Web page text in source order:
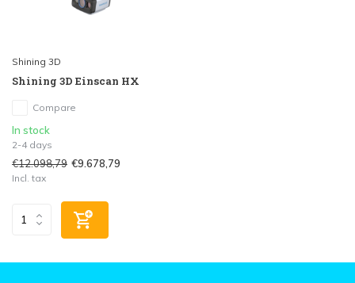
Shining 3D
Shining 3D Einscan HX
Compare
In stock
2-4 days
€12.098,79 €9.678,79
Incl. tax